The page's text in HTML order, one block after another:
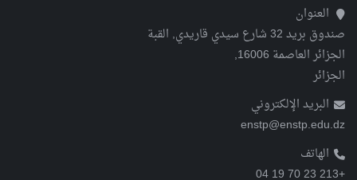
العنوان
صندوق بريد 32 شارع سيدي قاريدي, القبة
الجزائر العاصمة 16006,
الجزائر
البريد الإلكتروني
enstp@enstp.edu.dz
الهاتف
+213 23 70 19 04